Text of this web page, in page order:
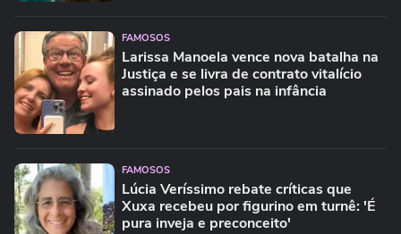
FAMOSOS
Larissa Manoela vence nova batalha na
Justiça e se livra de contrato vitalício
assinado pelos pais na infância
FAMOSOS
Lúcia Veríssimo rebate críticas que
Xuxa recebeu por figurino em turnê: 'É
pura inveja e preconceito'